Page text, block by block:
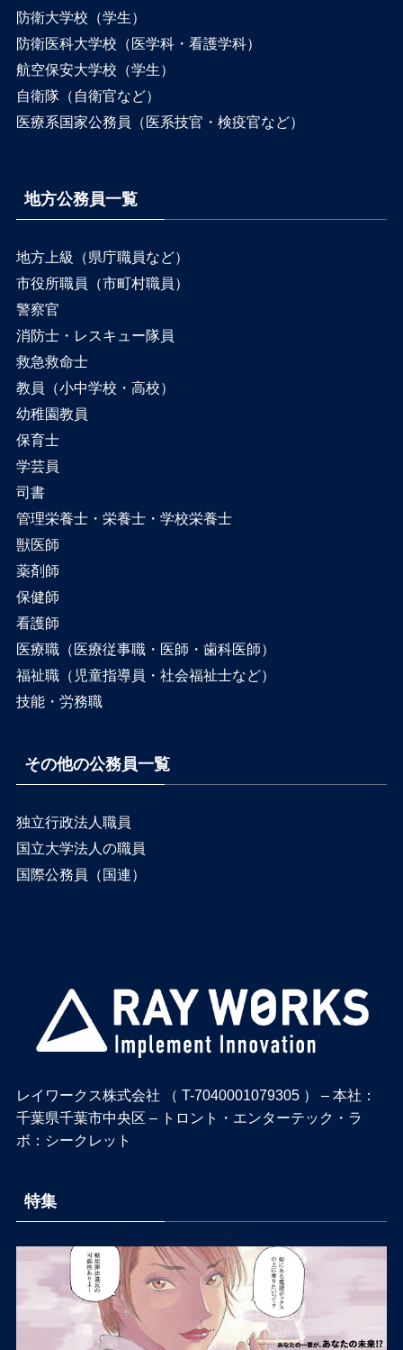
防衛大学校（学生）
防衛医科大学校（医学科・看護学科）
航空保安大学校（学生）
自衛隊（自衛官など）
医療系国家公務員（医系技官・検疫官など）
地方公務員一覧
地方上級（県庁職員など）
市役所職員（市町村職員）
警察官
消防士・レスキュー隊員
救急救命士
教員（小中学校・高校）
幼稚園教員
保育士
学芸員
司書
管理栄養士・栄養士・学校栄養士
獣医師
薬剤師
保健師
看護師
医療職（医療従事職・医師・歯科医師）
福祉職（児童指導員・社会福祉士など）
技能・労務職
その他の公務員一覧
独立行政法人職員
国立大学法人の職員
国際公務員（国連）
レイワークス株式会社 （ T-7040001079305 ） – 本社：
千葉県千葉市中央区 – トロント・エンターテック・ラ
ボ：シークレット
特集